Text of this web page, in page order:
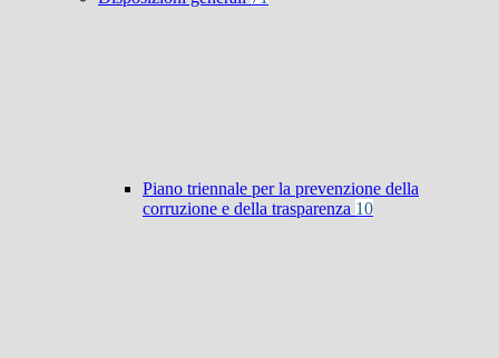
Piano triennale per la prevenzione della
corruzione e della trasparenza 10